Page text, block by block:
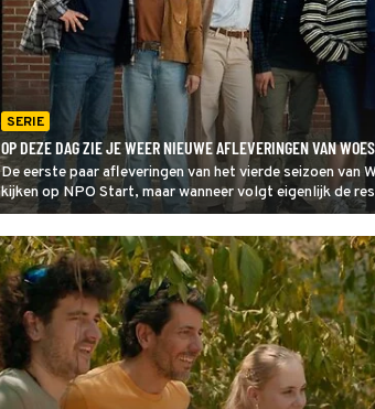
SERIE
OP DEZE DAG ZIE JE WEER NIEUWE AFLEVERINGEN VAN
De eerste paar afleveringen van het vierde seizoen van
kijken op NPO Start, maar wanneer volgt eigenlijk de